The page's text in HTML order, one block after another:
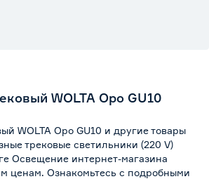
WOLTA Оро GU10
WOLTA Оро GU10 и другие товары
трековые светильники (220 V)
Освещение интернет-магазина
ценам. Ознакомьтесь с подробными